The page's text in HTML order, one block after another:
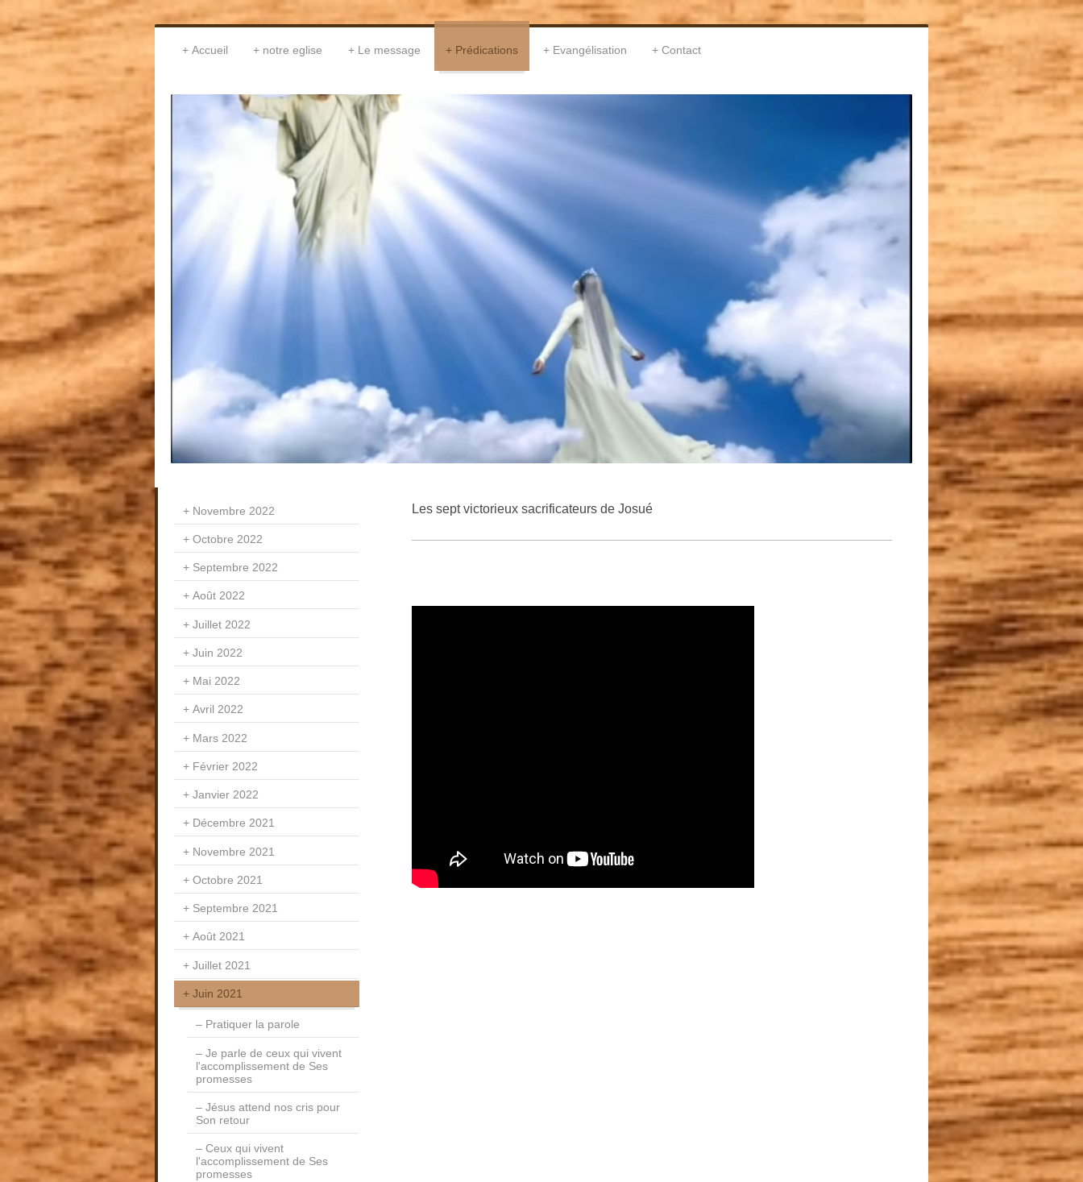
Accueil notre eglise Le message Prédications Evangélisation Contact
Les sept victorieux sacrificateurs de Josué
Novembre 2022
Octobre 2022
Septembre 2022
Août 2022
Juillet 2022
Juin 2022
Mai 2022
Avril 2022
Mars 2022
Février 2022
Janvier 2022
Décembre 2021
Novembre 2021
Octobre 2021
Septembre 2021
Août 2021
Juillet 2021
Juin 2021
Pratiquer la parole
Je parle de ceux qui vivent
l'accomplissement de Ses
promesses
Jésus attend nos cris pour
Son retour
Ceux qui vivent
l'accomplissement de Ses
promesses